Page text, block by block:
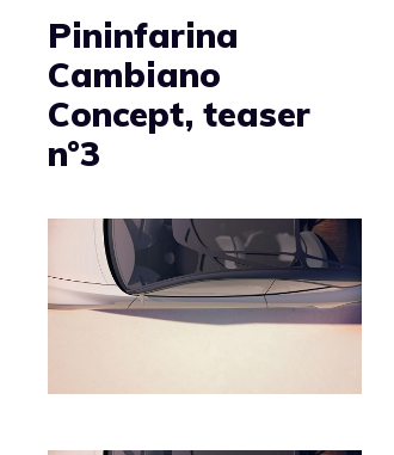
Pininfarina
Cambiano
Concept, teaser
n°3